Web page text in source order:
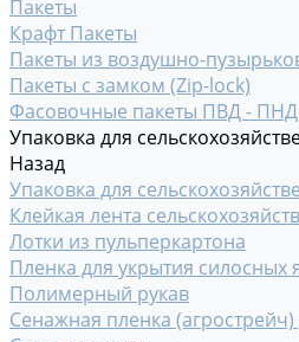
Пакеты
Крафт Пакеты
Пакеты из воздушно-
Пакеты с замком (Zip-lock)
Фасовочные пакеты ПВД - ПНД
Упаковка для
Назад
Упаковка для
Клейкая лента
Лотки из пульперкартона
Пленка для укрытия силосных
Полимерный рукав
Сенажная пленка